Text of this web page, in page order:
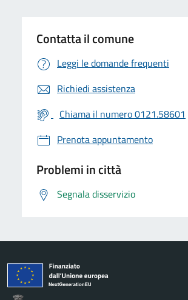
Contatta il comune
Leggi le domande frequenti
Richiedi assistenza
Chiama il numero 0121.58601
Prenota appuntamento
Problemi in città
Segnala disservizio